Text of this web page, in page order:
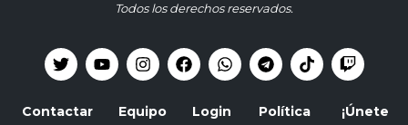
Todos los derechos reservados.
Contactar Equipo Login Política ¡Únete